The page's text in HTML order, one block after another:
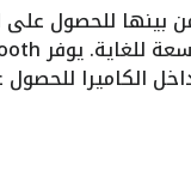
بينها للحصول
الكاميرا